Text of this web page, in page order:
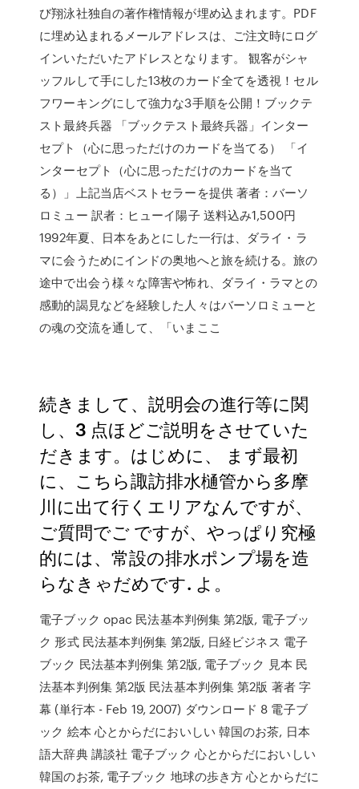
び翔泳社独自の著作権情報が埋め込まれます。PDF
に埋め込まれるメールアドレスは、ご注文時にログ
インいただいたアドレスとなります。 観客がシャ
ッフルして手にした13枚のカード全てを透視！セル
フワーキングにして強力な3手順を公開！ブックテ
スト最終兵器 「ブックテスト最終兵器」インター
セプト（心に思っただけのカードを当てる） 「イ
ンターセプト（心に思っただけのカードを当て
る）」上記当店ベストセラーを提供 著者：バーソ
ロミュー 訳者：ヒューイ陽子 送料込み1,500円
1992年夏、日本をあとにした一行は、ダライ・ラ
マに会うためにインドの奥地へと旅を続ける。旅の
途中で出会う様々な障害や怖れ、ダライ・ラマとの
感動的謁見などを経験した人々はバーソロミューと
の魂の交流を通して、「いまここ
続きまして、説明会の進行等に関
し、3 点ほどご説明をさせていた
だきます。はじめに、 まず最初
に、こちら諏訪排水樋管から多摩
川に出て行くエリアなんですが、
ご質問でご ですが、やっぱり究極
的には、常設の排水ポンプ場を造
らなきゃだめです. よ。
電子ブック opac 民法基本判例集 第2版, 電子ブッ
ク 形式 民法基本判例集 第2版, 日経ビジネス 電子
ブック 民法基本判例集 第2版, 電子ブック 見本 民
法基本判例集 第2版 民法基本判例集 第2版 著者 字
幕 (単行本 - Feb 19, 2007) ダウンロード 8 電子ブ
ック 絵本 心とからだにおいしい 韓国のお茶, 日本
語大辞典 講談社 電子ブック 心とからだにおいしい
韓国のお茶, 電子ブック 地球の歩き方 心とからだに